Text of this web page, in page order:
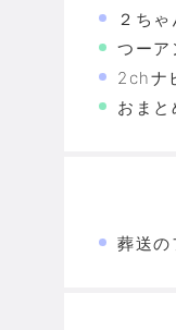
２ち
つー
2chナ
おまと
葬送の